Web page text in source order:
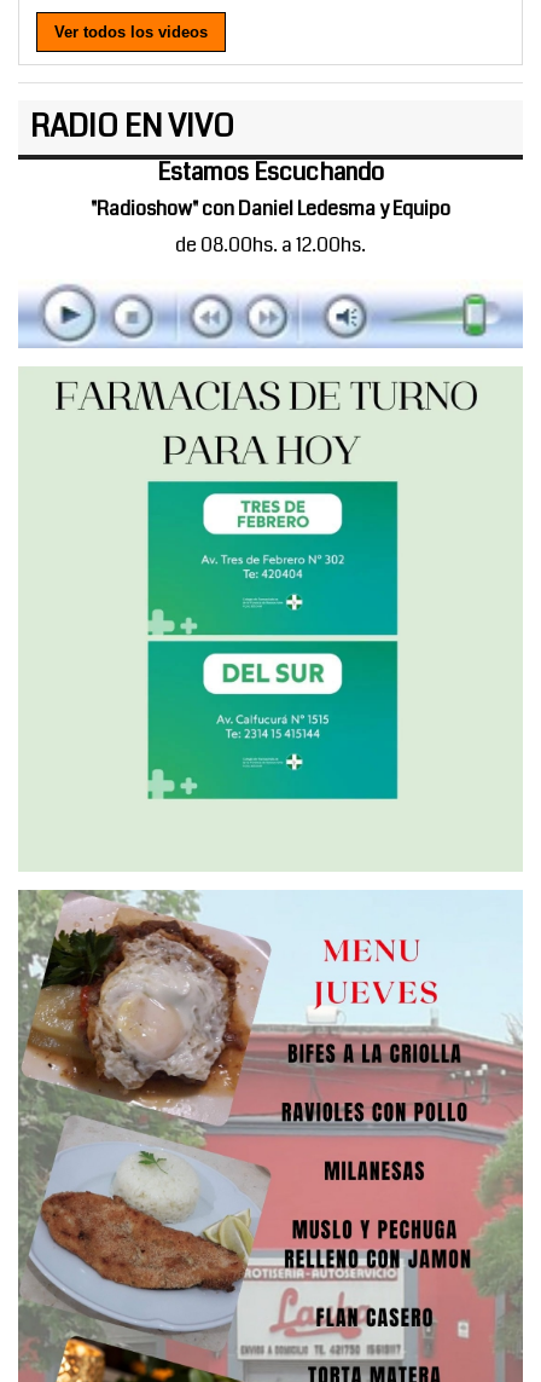
Ver todos los videos
RADIO EN VIVO
Estamos Escuchando
"Radioshow" con Daniel Ledesma y Equipo
de 08.00hs. a 12.00hs.